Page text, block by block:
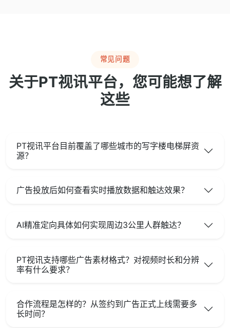
常见问题
关于PT视讯平台，您可能想了解
这些
PT视讯平台目前覆盖了哪些城市的写字楼电梯屏资
源？
广告投放后如何查看实时播放数据和触达效果？
AI精准定向具体如何实现周边3公里人群触达？
PT视讯支持哪些广告素材格式？对视频时长和分辨
率有什么要求？
合作流程是怎样的？从签约到广告正式上线需要多
长时间？